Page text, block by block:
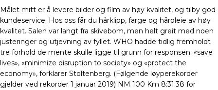
Målet mitt er å levere bilder og film av høy kvalitet, og tilby god
kundeservice. Hos oss får du hårklipp, farge og hårpleie av høy
kvalitet. Salen var langt fra skivebom, men helt greit med noen
justeringer og utjevning av fyllet. WHO hadde tidlig fremholdt
tre forhold de mente skulle ligge til grunn for responsen: «save
lives», «minimize disruption to society» og «protect the
economy», forklarer Stoltenberg. (Følgende løyperekorder
gjelder ved rekorder 1 januar 2019) NM 100 Km 8:31:38 for